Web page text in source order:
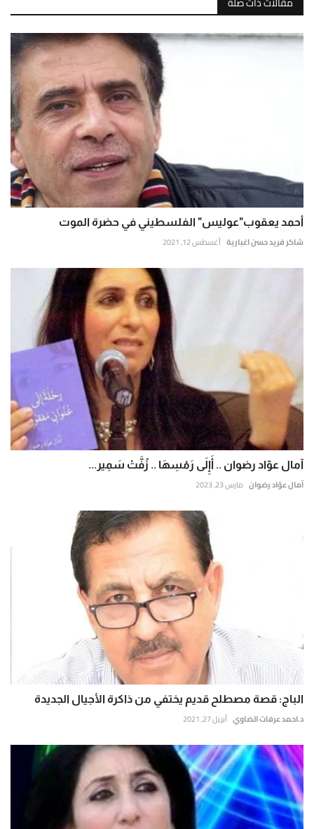
أحمد يعقوب"عوليس" الفلسطيني في حضرة الموت
شاكر فريد حسن اغبارية أغسطس 12, 2021
آمال عوّاد رضوان .. أَإِلَى رَمْسِهَا .. زُفَّتْ سَمِير...
آمال عوّاد رضوان مارس 23, 2023
الباج: قصة مصطلح قديم يختفي من ذاكرة الأجيال الجديدة
د.احمد عرفات الضاوي أبريل 27, 2021